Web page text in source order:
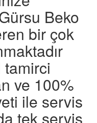
Beko
bir çok
ve 100%
ile servis
tek servis